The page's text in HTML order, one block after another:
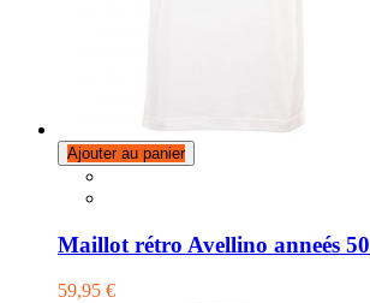
Ajouter au panier
Maillot rétro Avellino anneés 50
59,95 €